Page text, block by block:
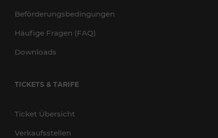
Beförderungsbedingungen
Häufige Fragen (FAQ)
Downloads
TICKETS & TARIFE
Ticket Übersicht
Verkaufsstellen